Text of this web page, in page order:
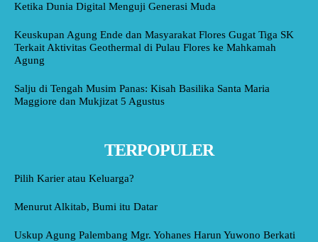
Ketika Dunia Digital Menguji Generasi Muda
Keuskupan Agung Ende dan Masyarakat Flores Gugat Tiga SK
Terkait Aktivitas Geothermal di Pulau Flores ke Mahkamah
Agung
Salju di Tengah Musim Panas: Kisah Basilika Santa Maria
Maggiore dan Mukjizat 5 Agustus
TERPOPULER
Pilih Karier atau Keluarga?
Menurut Alkitab, Bumi itu Datar
Uskup Agung Palembang Mgr. Yohanes Harun Yuwono Berkati